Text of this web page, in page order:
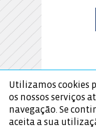
Utilizamos cookies
os nossos serviços
navegação. Se
aceita a sua